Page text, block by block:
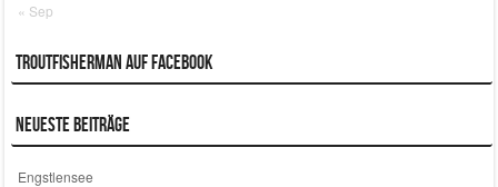
« Sep
Troutfisherman auf Facebook
Neueste Beiträge
Engstlensee